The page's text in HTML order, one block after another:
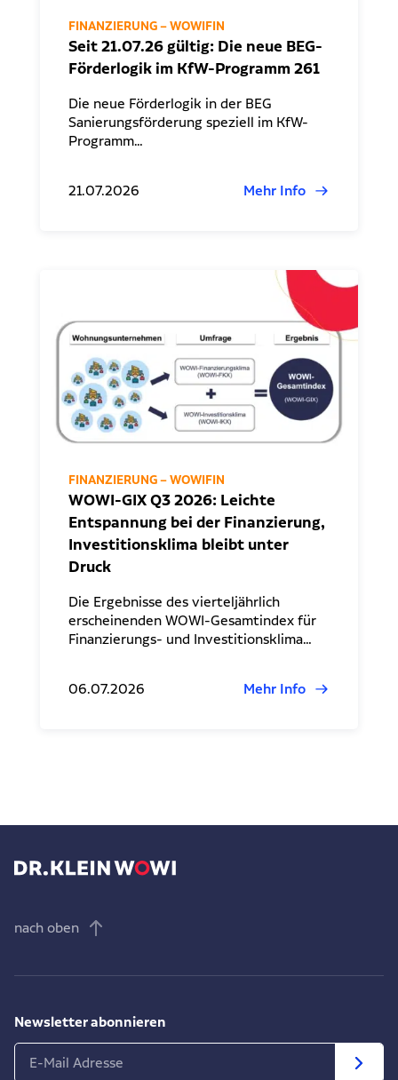
FINANZIERUNG – WOWIFIN
Seit 21.07.26 gültig: Die neue BEG-
Förderlogik im KfW-Programm 261
Die neue Förderlogik in der BEG
Sanierungsförderung speziell im KfW-
Programm…
21.07.2026 Mehr Info
FINANZIERUNG – WOWIFIN
WOWI-GIX Q3 2026: Leichte
Entspannung bei der Finanzierung,
Investitionsklima bleibt unter
Druck
Die Ergebnisse des vierteljährlich
erscheinenden WOWI-Gesamtindex für
Finanzierungs- und Investitionsklima…
06.07.2026 Mehr Info
nach oben
Newsletter abonnieren